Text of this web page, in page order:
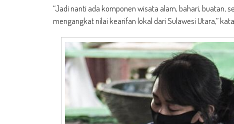
“Jadi nanti ada komponen wisata alam, bahari, buatan,
mengangkat nilai kearifan lokal dari Sulawesi Utara,”